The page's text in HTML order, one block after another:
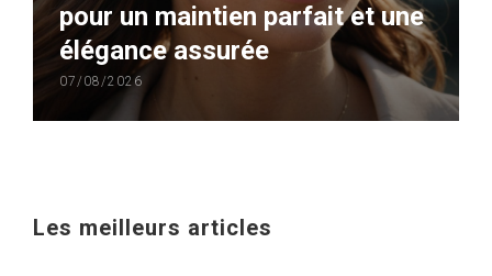
pour un maintien parfait et une
élégance assurée
07/08/2026
Les meilleurs articles